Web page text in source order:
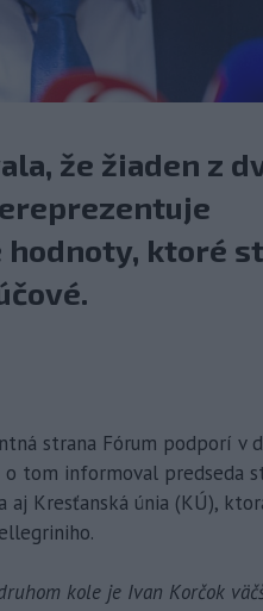
že žiaden z
ktoré
strana Fórum podporí v
o tom informoval predseda
Kresťanská únia (KÚ),
kole je Ivan Korčok